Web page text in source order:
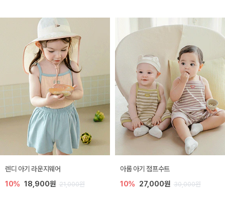
렌디 아기 라운지웨어
10% 18,900원 21,000원
아롬 아기 점프수트
10% 27,000원 30,000원